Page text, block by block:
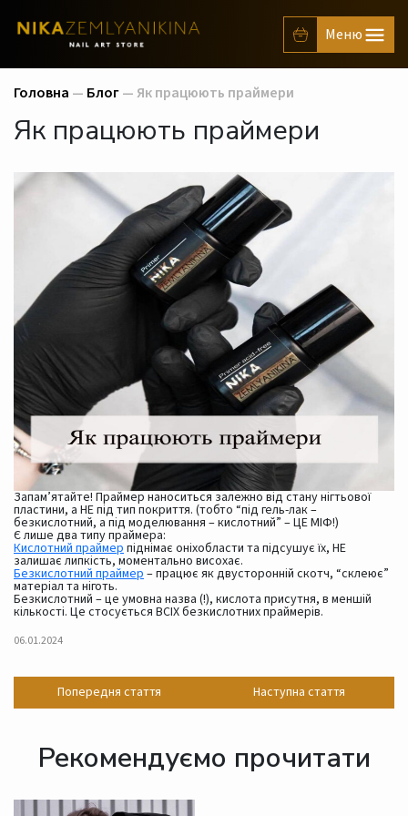
Головна — Блог— Як працюють праймери
Як працюють праймери
Запам’ятайте! Праймер наноситься залежно від стану нігтьової
пластини, а НЕ під тип покриття. (тобто “під гель-лак –
безкислотний, а під моделювання – кислотний” – ЦЕ МІФ!)
Є лише два типу праймера:
Кислотний праймерпіднімає оніхобласти та підсушує їх, НЕ
залишає липкість, моментально висохає.
Безкислотний праймер– працює як двусторонній скотч, “склеює”
матеріал та ніготь.
Безкислотний – це умовна назва (!), кислота присутня, в меншій
кількості. Це стосується ВСІХ безкислотних праймерів.
06.01.2024
Попередня стаття Наступна стаття
Рекомендуємо прочитати